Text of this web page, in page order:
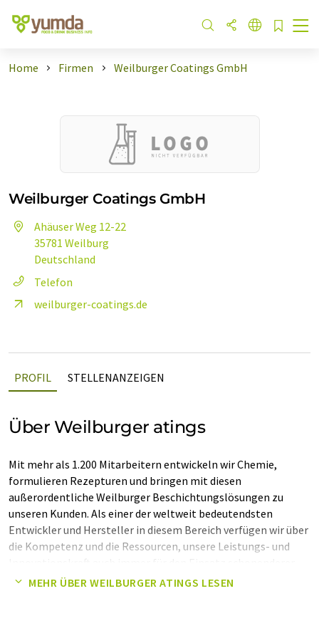
Home Firmen Weilburger Coatings GmbH
Weilburger Coatings GmbH
Ahäuser Weg 12-22
35781 Weilburg
Deutschland
Telefon
weilburger-coatings.de
PROFIL STELLENANZEIGEN
Über Weilburger atings
Mit mehr als 1.200 Mitarbeitern entwickeln wir Chemie,
formulieren Rezepturen und bringen mit diesen
außerordentliche Weilburger Beschichtungslösungen zu
unseren Kunden. Als einer der weltweit bedeutendsten
Entwickler und Hersteller in diesem Bereich verfügen wir über
die Kompetenz und die Ressourcen, unsere Leistungs- und
wie nachhaltigerer Systeme einzusetzen. Unsere globale
MEHR ÜBER WEILBURGER ATINGS LESEN